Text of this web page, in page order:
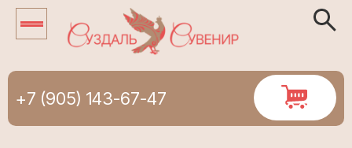
+7 (905) 143-67-47